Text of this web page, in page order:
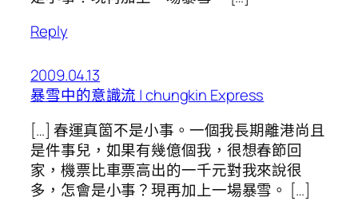
Reply
2009.04.13
暴雪中的意識流 | chungkin Express
[…] 春運真箇不是小事。一個我長期離港尚且
是件事兒，如果有幾億個我，很想春節回
家，機票比車票高出的一千元對我來說很
多，怎會是小事？現再加上一場暴雪。 […]